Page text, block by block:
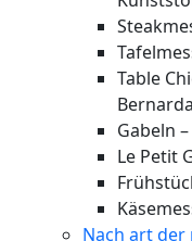
Table
Gabeln
Le Petit
Nach art